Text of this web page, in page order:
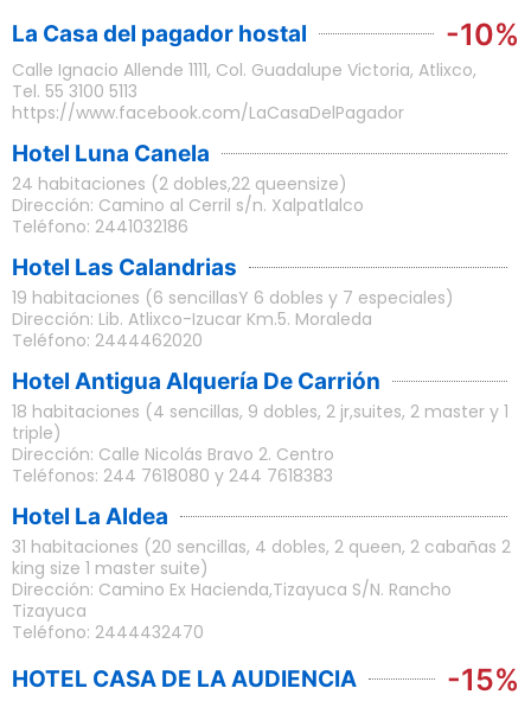
La Casa del pagador hostal -10%
Calle Ignacio Allende 1111, Col. Guadalupe Victoria, Atlixco,
Tel. 55 3100 5113
https://www.facebook.com/LaCasaDelPagador
Hotel Luna Canela
24 habitaciones (2 dobles,22 queensize)
Dirección: Camino al Cerril s/n. Xalpatlalco
Teléfono: 2441032186
Hotel Las Calandrias
19 habitaciones (6 sencillasY 6 dobles y 7 especiales)
Dirección: Lib. Atlixco-Izucar Km.5. Moraleda
Teléfono: 2444462020
Hotel Antigua Alquería De Carrión
18 habitaciones (4 sencillas, 9 dobles, 2 jr,suites, 2 master y 1
triple)
Dirección: Calle Nicolás Bravo 2. Centro
Teléfonos: 244 7618080 y 244 7618383
Hotel La Aldea
31 habitaciones (20 sencillas, 4 dobles, 2 queen, 2 cabañas 2
king size 1 master suite)
Dirección: Camino Ex Hacienda,Tizayuca S/N. Rancho
Tizayuca
Teléfono: 2444432470
HOTEL CASA DE LA AUDIENCIA -15%